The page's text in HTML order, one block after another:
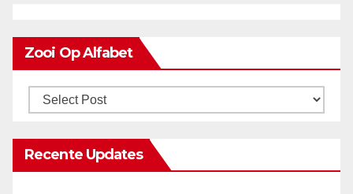
Zooi Op Alfabet
Recente Updates